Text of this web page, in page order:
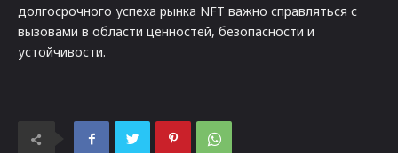
долгосрочного успеха рынка NFT важно справляться с
вызовами в области ценностей, безопасности и
устойчивости.